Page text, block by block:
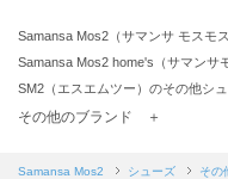
Samansa Mos2（サマンサ モスモ
Samansa Mos2 home's（サマンサ
SM2（エスエムツー）のその他シ
Samansa Mos2 blue（サマンサモ
その他のブランド ＋
Samansa Mos2 シューズ その